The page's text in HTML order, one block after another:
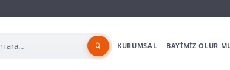
KURUMSAL BAYİMİZ OLUR